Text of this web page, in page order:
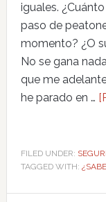
iguales.
paso de
momento? ¿O
No se gana
que me
he parado en …
FILED UNDER:
TAGGED WITH: